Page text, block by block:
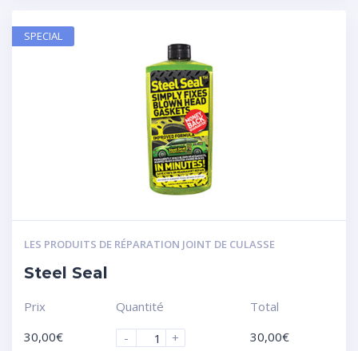
LES PRODUITS DE RÉPARATION JOINT DE CULASSE
Steel Seal
Prix
30,00€
Quantité
-
+
Total
30,00€
SPECIAL